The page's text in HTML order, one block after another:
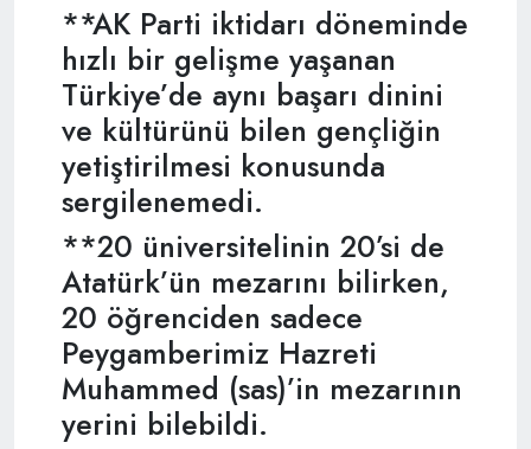
**AK Parti iktidarı döneminde
hızlı bir gelişme yaşanan
Türkiye’de aynı başarı dinini
ve kültürünü bilen gençliğin
yetiştirilmesi konusunda
sergilenemedi.
**20 üniversitelinin 20’si de
Atatürk’ün mezarını bilirken,
20 öğrenciden sadece
Peygamberimiz Hazreti
Muhammed (sas)’in mezarının
yerini bilebildi.